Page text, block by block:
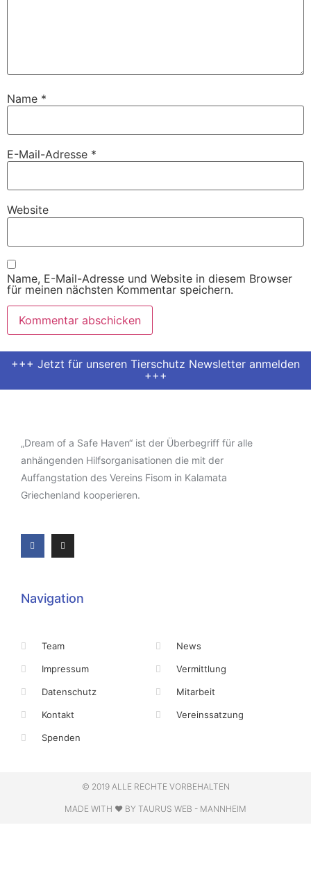
Name *
E-Mail-Adresse *
Website
Name, E-Mail-Adresse und Website in diesem Browser
für meinen nächsten Kommentar speichern.
+++ Jetzt für unseren Tierschutz Newsletter anmelden
+++
„Dream of a Safe Haven“ ist der Überbegriff für alle
anhängenden Hilfsorganisationen die mit der
Auffangstation des Vereins Fisom in Kalamata
Griechenland kooperieren.
Navigation
Team
Impressum
Datenschutz
Kontakt
Spenden
News
Vermittlung
Mitarbeit
Vereinssatzung
© 2019 ALLE RECHTE VORBEHALTEN
MADE WITH ❤ BY TAURUS WEB - MANNHEIM